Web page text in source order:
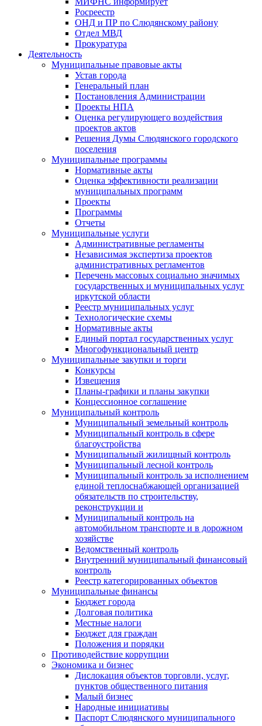
Росреестр
ОНД и ПР по Слюдянскому району
Отдел МВД
Прокуратура
Деятельность
Муниципальные правовые акты
Устав города
Генеральный план
Постановления Администрации
Проекты НПА
Оценка регулирующего воздействия
проектов актов
Решения Думы Слюдянского городского
поселения
Муниципальные программы
Нормативные акты
Оценка эффективности реализации
муниципальных программ
Проекты
Программы
Отчеты
Муниципальные услуги
Административные регламенты
Независимая экспертиза проектов
административных регламентов
Перечень массовых социально значимых
государственных и муниципальных услуг
иркутской области
Реестр муниципальных услуг
Технологические схемы
Нормативные акты
Единый портал государственных услуг
Многофункциональный центр
Муниципальные закупки и торги
Конкурсы
Извещения
Планы-графики и планы закупки
Концессионное соглашение
Муниципальный контроль
Муниципальный земельный контроль
Муниципальный контроль в сфере
благоустройства
Муниципальный жилищный контроль
Муниципальный лесной контроль
Муниципальный контроль за исполнением
единой теплоснабжающей организацией
обязательств по строительству,
реконструкции и
Муниципальный контроль на
автомобильном транспорте и в дорожном
хозяйстве
Ведомственный контроль
Внутренний муниципальный финансовый
контроль
Реестр категорированных объектов
Муниципальные финансы
Бюджет города
Долговая политика
Местные налоги
Бюджет для граждан
Положения и порядки
Противодействие коррупции
Экономика и бизнес
Дислокация объектов торговли, услуг,
пунктов общественного питания
Малый бизнес
Народные инициативы
Паспорт Слюдянского муниципального